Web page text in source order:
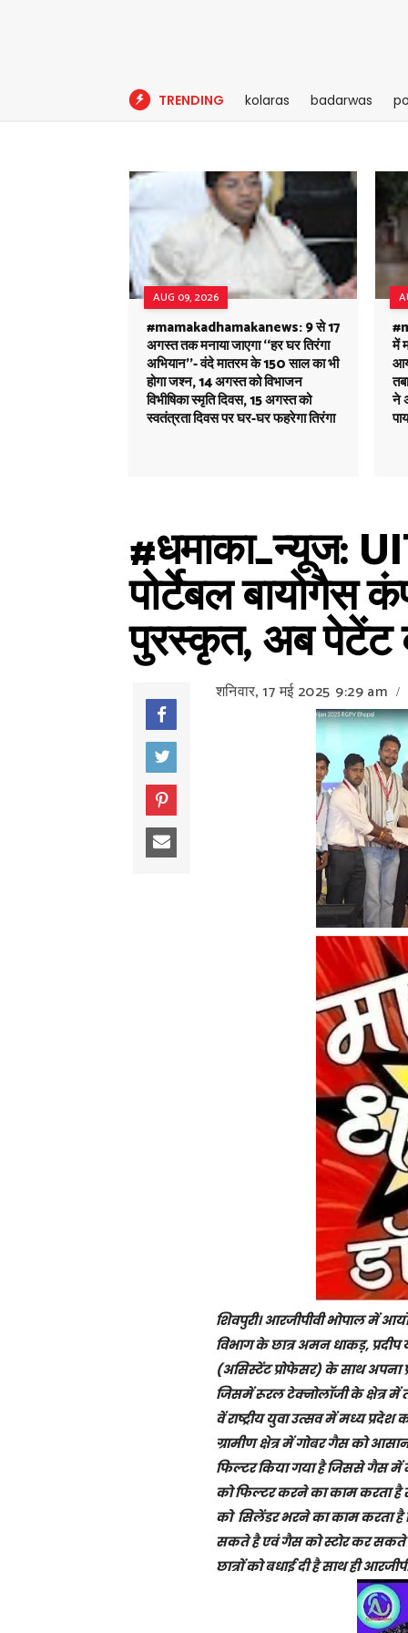
TRENDING kolaras badarwas
AUG 09, 2026
#mamakadhamakanews: 9 से 17
अगस्त तक मनाया जाएगा ‘‘हर घर तिरंगा
अभियान’’- वंदे मातरम के 150 साल का भी
होगा जश्न, 14 अगस्त को विभाजन
विभीषिका स्मृति दिवस, 15 अगस्त को
स्वतंत्रता दिवस पर घर-घर फहरेगा तिरंगा
में
ने
#धमाका_न्यूज:
पोर्टेबल बायोगैस
पुरस्कृत, अब पेटेंट
शनिवार, 17 मई 2025 9:29 am /
शिवपुरी। आरजीपीवी भोपाल में
विभाग के छात्र अमन धाकड़, प्रदीप
(असिस्टेंट प्रोफेसर) के साथ अपना
जिसमें रूरल टेक्नोलॉजी के क्षेत्र में
वें राष्ट्रीय युवा उत्सव में मध्य
ग्रामीण क्षेत्र में गोबर गैस को
फिल्टर किया गया है जिससे गैस
को फिल्टर करने का काम करता है
को सिलेंडर भरने का काम करता
सकते है एवं गैस को स्टोर कर सकते
छात्रों को बधाई दी है साथ ही